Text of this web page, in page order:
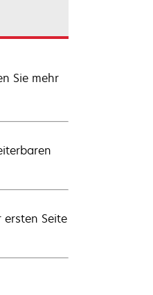
Sie mehr
ersten Seite